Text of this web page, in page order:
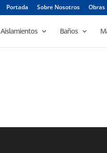
Portada Sobre Nosotros Obras
Aislamientos Baños